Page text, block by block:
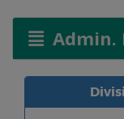
Admin.